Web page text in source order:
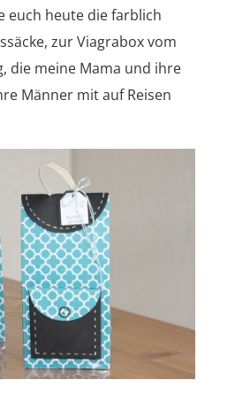
euch heute die farblich
zur Viagrabox vom
die meine Mama und ihre
Männer mit auf Reisen